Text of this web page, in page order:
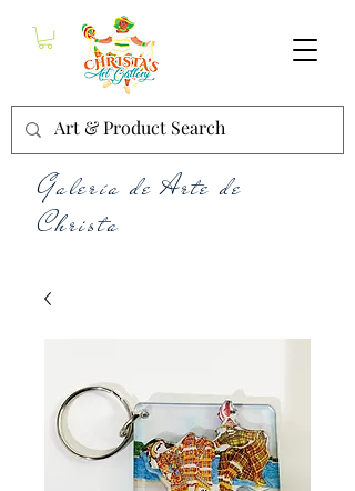
Galería de Arte de
Christa